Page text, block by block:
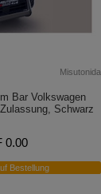
Misutonida
Bar Volkswagen
Schwarz
0.00
Bestellung